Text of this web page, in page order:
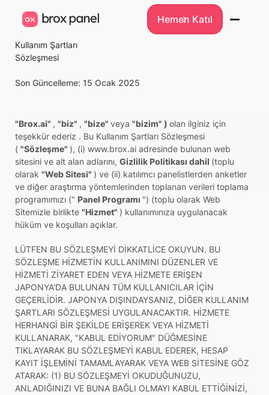
Hemen Katıl
Hemen Katıl
Kullanım Şartları
Sözleşmesi
Son Güncelleme: 15 Ocak 2025
"Brox.ai" ,"biz" ,"bize"veya"bizim" )olan ilginiz için
teşekkür ederiz . Bu Kullanım Şartları Sözleşmesi
("Sözleşme" ), (i) www.brox.ai adresinde bulunan web
sitesini ve alt alan adlarını,Gizlilik Politikası dahil (toplu
olarak"Web Sitesi" ) ve (ii) katılımcı panelistlerden anketler
ve diğer araştırma yöntemlerinden toplanan verileri toplama
programımızı (" Panel Programı ") (toplu olarak Web
Sitemizle birlikte"Hizmet" ) kullanımınıza uygulanacak
hüküm ve koşulları açıklar.
LÜTFEN BU SÖZLEŞMEYİ DİKKATLİCE OKUYUN. BU
SÖZLEŞME HİZMETİN KULLANIMINI DÜZENLER VE
HİZMETİ ZİYARET EDEN VEYA HİZMETE ERİŞEN
JAPONYA'DA BULUNAN TÜM KULLANICILAR İÇİN
GEÇERLİDİR. JAPONYA DIŞINDAYSANIZ, DİĞER KULLANIM
ŞARTLARI SÖZLEŞMESİ UYGULANACAKTIR. HİZMETE
HERHANGİ BİR ŞEKİLDE ERİŞEREK VEYA HİZMETİ
KULLANARAK, "KABUL EDİYORUM" DÜĞMESİNE
TIKLAYARAK BU SÖZLEŞMEYİ KABUL EDEREK, HESAP
KAYIT İŞLEMİNİ TAMAMLAYARAK VEYA WEB SİTESİNE GÖZ
ATARAK: (1) BU SÖZLEŞMEYİ OKUDUĞUNUZU,
ANLADIĞINIZI VE BUNA BAĞLI OLMAYI KABUL ETTİĞİNİZİ,